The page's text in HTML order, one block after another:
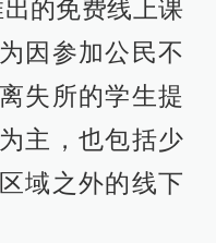
的免费线上课
因参加公民不
失所的学生提
主，也包括少
域之外的线下